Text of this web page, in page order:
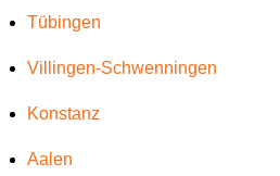
Tübingen
Villingen-Schwenningen
Konstanz
Aalen